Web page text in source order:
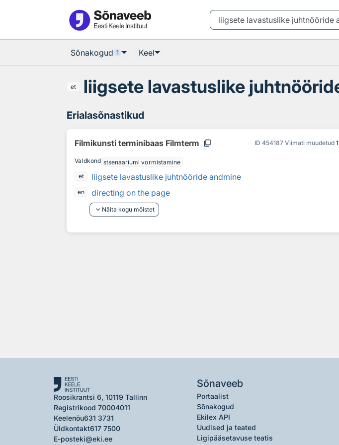
Sõnakogud 1 Keel
et liigsete lavastuslike
Erialasõnastikud
Filmikunsti terminibaas Filmterm content_copy ID 454187 Viimati muudetud
Valdkond stsenaariumi vormistamine
et
liigsete lavastuslike juhtnööride andmine
en
directing on the page
keyboard_arrow_down Näita kogu mõistet
Roosikrantsi 6, 10119 Tallinn
Registrikood 70004011
Keelenõu631 3731
Üldkontakt617 7500
E-posteki@eki.ee
Sõnaveeb
Portaalist
Sõnakogud
Ekilex API
Uudised ja teated
Ligipääsetavuse teatis